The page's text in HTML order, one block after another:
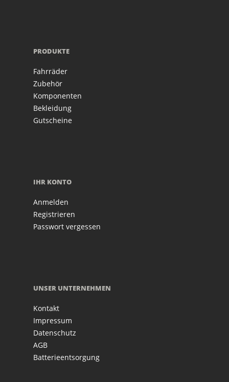
PRODUKTE
Fahrräder
Zubehör
Komponenten
Bekleidung
Gutscheine
IHR KONTO
Anmelden
Registrieren
Passwort vergessen
UNSER UNTERNEHMEN
Kontakt
Impressum
Datenschutz
AGB
Batterieentsorgung